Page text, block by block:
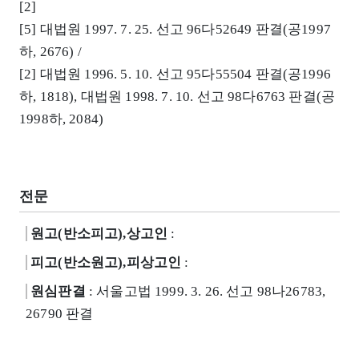
[2]
[5] 대법원 1997. 7. 25. 선고 96다52649 판결(공1997
하, 2676) /
[2] 대법원 1996. 5. 10. 선고 95다55504 판결(공1996
하, 1818), 대법원 1998. 7. 10. 선고 98다6763 판결(공
1998하, 2084)
전문
원고(반소피고),상고인 :
피고(반소원고),피상고인 :
원심판결 : 서울고법 1999. 3. 26. 선고 98나26783,
26790 판결